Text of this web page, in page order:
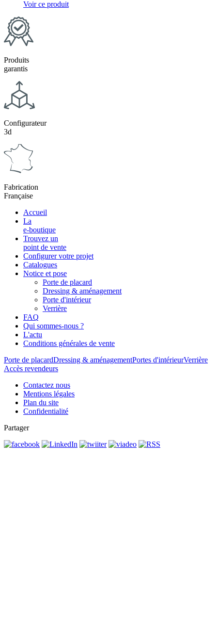
Voir ce produit
Produits
garantis
Configurateur
3d
Fabrication
Française
Accueil
La
e-boutique
Trouvez un
point de vente
Configurer votre projet
Catalogues
Notice et pose
Porte de placard
Dressing & aménagement
Porte d'intérieur
Verrière
FAQ
Qui sommes-nous ?
L'actu
Conditions générales de vente
Porte de placardDressing & aménagementPortes d'intérieurVerrière
Accès revendeurs
Contactez nous
Mentions légales
Plan du site
Confidentialité
Partager